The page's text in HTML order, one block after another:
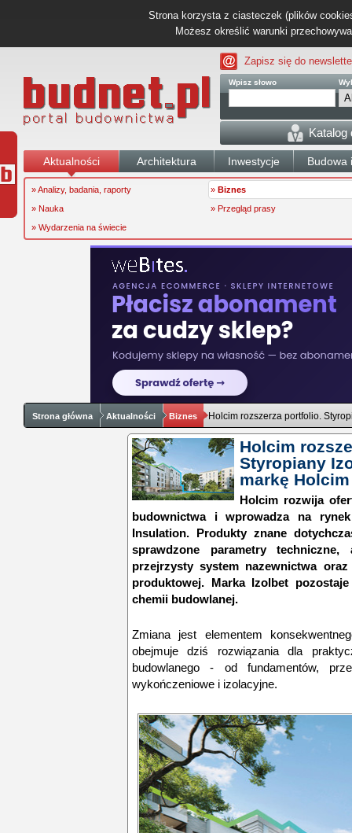
Strona korzysta z ciasteczek (plików
Możesz określić warunki
Zapisz się do
Wpisz słowo
Katalog
Aktualności Architektura Inwestycje Budowa
» Analizy, badania, raporty » Biznes
» Nauka
» Przegląd prasy
» Wydarzenia na świecie
Strona główna Aktualności Biznes Holcim rozszerza portfolio.
Holcim
Styropiany
markę
Holcim rozwija
budownictwa i wprowadza na
Insulation. Produkty znane
sprawdzone parametry
przejrzysty system nazewnictwa
produktowej. Marka Izolbet
chemii budowlanej.
Zmiana jest elementem
obejmuje dziś rozwiązania dla
budowlanego - od fundamentów,
wykończeniowe i izolacyjne.